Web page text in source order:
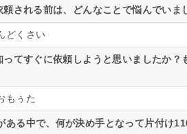
頼される前は、どんなことで悩んでいま
どくさい
ってすぐに依頼しようと思いましたか
もぅた
ある中で、何が決め手となって片付け